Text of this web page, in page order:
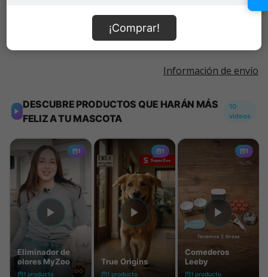
Añadir al carrito
Información de envío
¡Comprar!